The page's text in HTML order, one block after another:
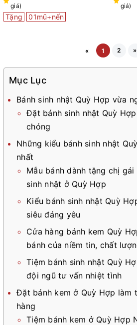
giá)
Tặng 01mũ+nến
giá)
« 1 2 »
Mục Lục
Bánh sinh nhật Quỳ Hợp vừa
Đặt bánh sinh nhật Quỳ
chóng
Những kiểu bánh sinh nhật
nhất
Mẫu bánh dành tặng chị
sinh nhật ở Quỳ Hợp
Kiểu bánh sinh nhật Quỳ
siêu đáng yêu
Cửa hàng bánh kem Quỳ
bánh của niềm tin, chất
Tiệm bánh sinh nhật Quỳ
đội ngũ tư vấn nhiệt tình
Đặt bánh kem ở Quỳ Hợp làm
hàng
Tiệm bánh kem ở Quỳ Hợp